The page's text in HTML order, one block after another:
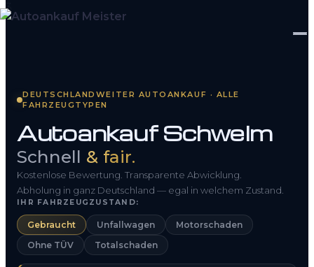
So funktioniert’s
Kontakt
FAQ
0800 1553 5546
DEUTSCHLANDWEITER AUTOANKAUF · ALLE
FAHRZEUGTYPEN
Autoankauf Schwelm
Schnell & fair.
Kostenlose Bewertung. Transparente Abwicklung.
Abholung in ganz Deutschland — egal in welchem Zustand.
IHR FAHRZEUGZUSTAND:
Gebraucht Unfallwagen
Motorschaden
Ohne TÜV
Totalschaden